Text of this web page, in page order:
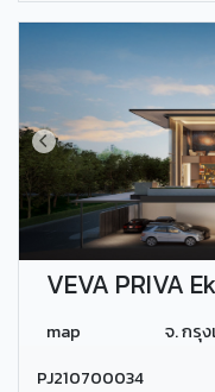
VEVA PRIVA
map
จ. กรุ
PJ210700034